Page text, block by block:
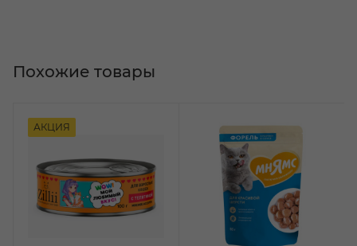
АКЦИЯ
Похожие товары